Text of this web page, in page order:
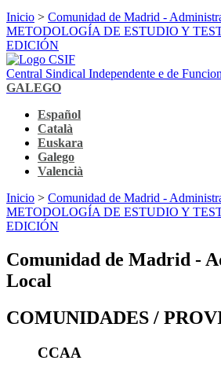
Inicio > Comunidad de Madrid -
METODOLOGÍA DE ESTUDIO Y
EDICIÓN
Central Sindical Independente e de
GALEGO
Español
Català
Euskara
Galego
Valencià
Inicio > Comunidad de Madrid -
METODOLOGÍA DE ESTUDIO Y
EDICIÓN
Comunidad de Madrid -
Local
COMUNIDADES /
CCAA